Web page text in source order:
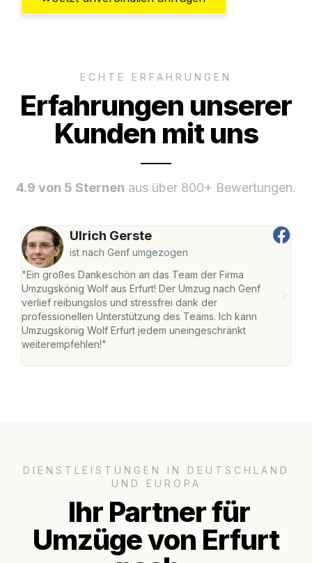
ECHTE ERFAHRUNGEN
Erfahrungen unserer
Kunden mit uns
4.9 von 5 Sternen aus über 800+ Bewertungen.
Ulrich Gerste
ist nach Genf umgezogen
"Ein großes Dankeschön an das Team der Firma
Umzugskönig Wolf aus Erfurt! Der Umzug nach Genf
verlief reibungslos und stressfrei dank der
professionellen Unterstützung des Teams. Ich kann
Umzugskönig Wolf Erfurt jedem uneingeschränkt
weiterempfehlen!"
DIENSTLEISTUNGEN IN DEUTSCHLAND
UND EUROPA
Ihr Partner für
Umzüge von Erfurt